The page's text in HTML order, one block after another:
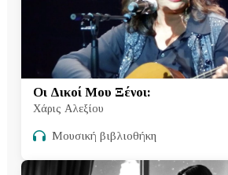
Οι Δικοί Μου Ξένοι:
Χάρις Αλεξίου
Μουσική βιβλιοθήκη